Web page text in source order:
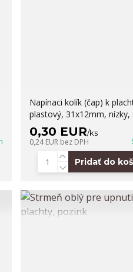
Napínaci kolík (čap) k
plastový, 31x12mm, nízky,
0,30 EUR/ks
0,24 EUR bez DPH
Pridať do